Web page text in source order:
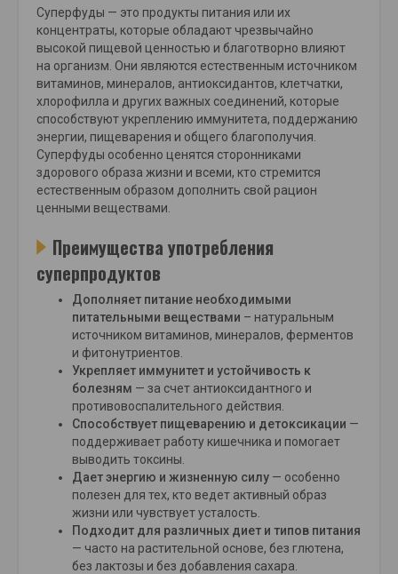
Суперфуды — это продукты питания или их
концентраты, которые обладают чрезвычайно
высокой пищевой ценностью и благотворно влияют
на организм. Они являются естественным источником
витаминов, минералов, антиоксидантов, клетчатки,
хлорофилла и других важных соединений, которые
способствуют укреплению иммунитета, поддержанию
энергии, пищеварения и общего благополучия.
Суперфуды особенно ценятся сторонниками
здорового образа жизни и всеми, кто стремится
естественным образом дополнить свой рацион
ценными веществами.
Преимущества употребления
суперпродуктов
Дополняет питание необходимыми
питательными веществами – натуральным
источником витаминов, минералов, ферментов
и фитонутриентов.
Укрепляет иммунитет и устойчивость к
болезням — за счет антиоксидантного и
противовоспалительного действия.
Способствует пищеварению и детоксикации —
поддерживает работу кишечника и помогает
выводить токсины.
Дает энергию и жизненную силу — особенно
полезен для тех, кто ведет активный образ
жизни или чувствует усталость.
Подходит для различных диет и типов питания
— часто на растительной основе, без глютена,
без лактозы и без добавления сахара.